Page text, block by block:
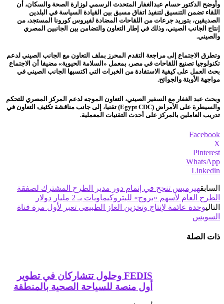
وأوضح الدكتور حسام عبدالغفار المتحدث الرسمي لوزارة الصحة والسكان، أن
اللقاء تضمن التنسيق لتنفيذ اتفاق مسبق بين القيادة السياسة في البلدين
الصديقين، بتوريد جرعات من اللقاحات المضادة لفيروس كورونا المستجد، من
إنتاج الجانب الصيني، وذلك في إطار التعاون والتضامن بين الجانبين المصري
والصيني.
وتطرق الاجتماع إلى مراجعة التقدم المحرز بملف التعاون مع الجانب الصيني لدعم
تكنولوجيا تصنيع اللقاحات في مصر، بمعمل «السلامة الحيوية» مضيفا أن الاجتماع
بحث العمل على كيفية الاستفادة من الخبرات التي اكتسبها الجانب الصيني في
مواجهة الأوبئة والجوائح.
وبحث عبد الغفار مع السفير الصيني، التعاون الموجه لدعم المركز المصري للتحكم
والسيطرة على الأمراض (Egypt CDC) تقنيا، إلى جانب مناقشة تكثيف التعاون في
تدريب العاملين بالمركز على أحدث التقنيات المعملية.
Facebook
X
Pinterest
WhatsApp
Linkedin
السابقهيرميس تنجح في إتمام دور مدير الطرح المشترك لصفقة
الطرح العام لأسهم «بروج» للبتروكيماويات بـ 2 مليار دولار
التاليوحدة عائمة لإنتاج وتخزين الغاز الطبيعى تعبر لأول مرة قناة
السويس
ذات الصلة
FEDIS وحلول تتشاركان في تطوير
أول منصة للسياحة الصحية بالمنطقة